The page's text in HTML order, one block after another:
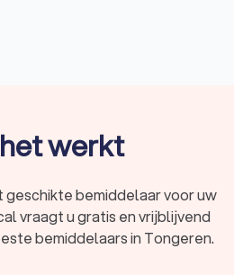
bepalen op basis van
bemiddeling met een expert
laatste wet- en regelgeving
werkt
geschikte bemiddelaar voor uw
vraagt u gratis en vrijblijvend
bemiddelaars in Tongeren.